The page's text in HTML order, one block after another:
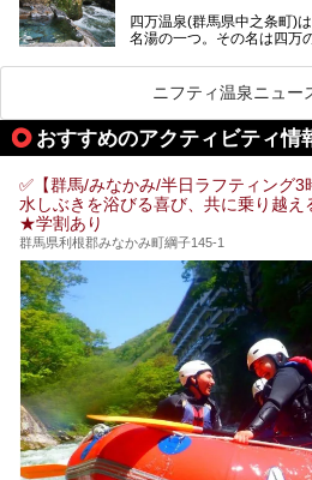
肌湯をはじめ、館内の魅力
四万温泉(群馬県中之条町)
名湯の一つ。その名は四万
観光客で賑わう人気温泉地
「中生館」は四万温泉最奥
質の良さ(特に美人湯効果)
的存在です。今回は筆者自
事・客室・共有スペースな
ニフティ温泉ニュー
おすすめのアクティビティ情
✅【群馬/みなかみ/半日ラフティング3
水しぶきを浴びる喜び、共に乗り越え
★学割あり
群馬県利根郡みなかみ町綱子145-1